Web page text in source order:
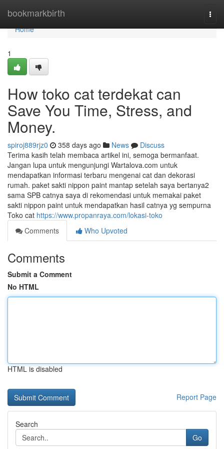
bookmarkbirth
Home
Home
1
How toko cat terdekat can
Save You Time, Stress, and
Money.
spiroj889rjz0 358 days ago News
Discuss
Terima kasih telah membaca artikel ini, semoga bermanfaat.
Jangan lupa untuk mengunjungi Wartalova.com untuk
mendapatkan informasi terbaru mengenai cat dan dekorasi
rumah. paket sakti nippon paint mantap setelah saya bertanya2
sama SPB catnya saya di rekomendasi untuk memakai paket
sakti nippon paint untuk mendapatkan hasil catnya yg sempurna
Toko cat https://www.propanraya.com/lokasi-toko
Comments
Who Upvoted
Comments
Submit a Comment
No HTML
HTML is disabled
Report Page
Search
Go